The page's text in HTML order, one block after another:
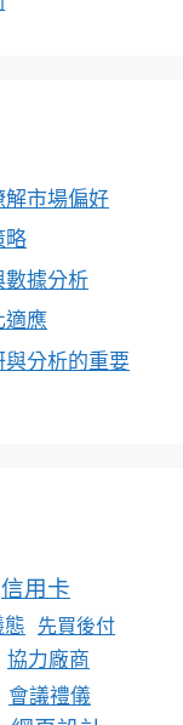
解市場偏好
略
數據分析
適應
分析的重要
信用卡
態 先買後付
協力廠商
會議禮儀